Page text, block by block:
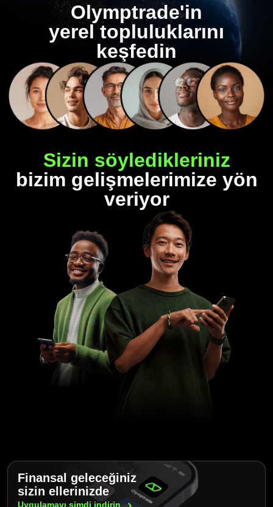
Olymptrade'in
yerel topluluklarını
keşfedin
Sizin söyledikleriniz
bizim gelişmelerimize yön
veriyor
Finansal geleceğiniz
sizin ellerinizde
Uygulamayı şimdi indirin